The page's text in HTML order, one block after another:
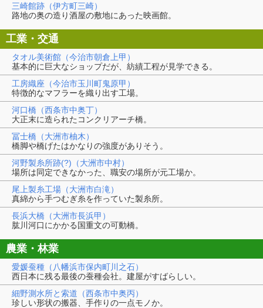
三崎館跡（伊方町三崎）
路地の奥の造り酒屋の敷地にあった映画館。
工業・交通
タオル美術館（今治市朝倉上甲）
基本的に巨大なショップだが、紡績工程が見学できる。
工房織座（今治市玉川町鬼原甲）
特徴的なマフラーを織り出す工場。
河口橋（西条市中奥丁）
大正末に造られたコンクリアーチ橋。
冨士橋（大洲市柚木）
橋脚や橋げたはかなりの強度がありそう。
河野製糸所跡(?)（大洲市中村）
場所は同定できなかった、職安の場所が元工場か。
尾上製糸工場（大洲市白滝）
真綿から手つむぎ糸を作っていた製糸所。
長浜大橋（大洲市長浜甲）
肱川河口にかかる国重文の可動橋。
農業・林業
愛媛蚕種（八幡浜市保内町川之石）
西日本に残る最後の蚕種会社。建屋がすばらしい。
細野測水所と索道（西条市中奥丙）
珍しい形状の搬器、手作りの一点モノか。